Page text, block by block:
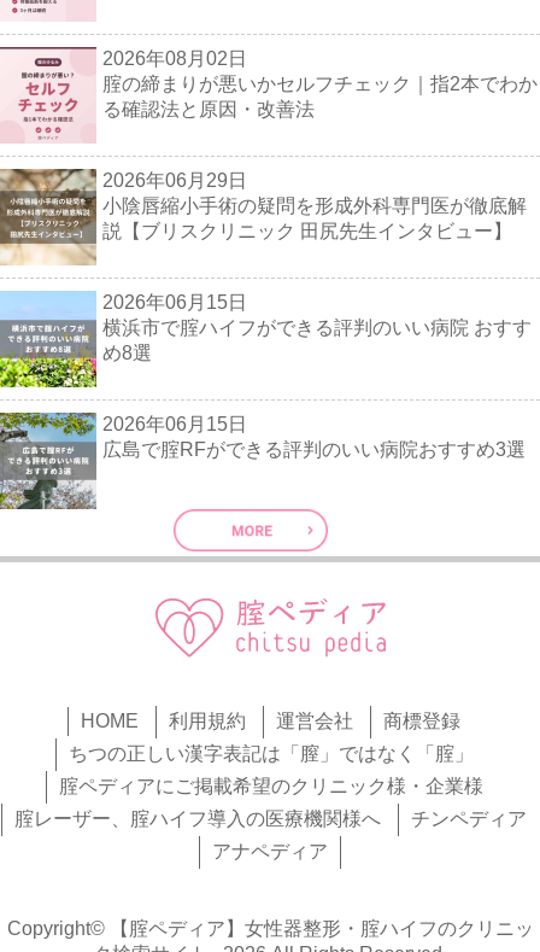
2026年08月02日
腟の締まりが悪いかセルフチェック｜指2本でわか
る確認法と原因・改善法
2026年06月29日
小陰唇縮小手術の疑問を形成外科専門医が徹底解
説【ブリスクリニック 田尻先生インタビュー】
2026年06月15日
横浜市で腟ハイフができる評判のいい病院 おすす
め8選
2026年06月15日
広島で腟RFができる評判のいい病院おすすめ3選
HOME 利用規約 運営会社
商標登録
ちつの正しい漢字表記は「膣」ではなく「腟」
腟ペディアにご掲載希望のクリニック様・企業様
腟レーザー、腟ハイフ導入の医療機関様へ
チンペディア
アナペディア
Copyright© 【腟ペディア】女性器整形・腟ハイフのクリニッ